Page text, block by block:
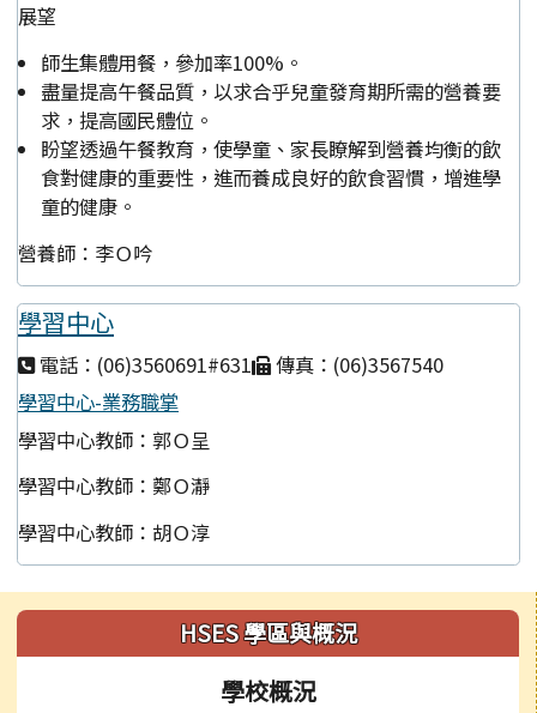
展望
師生集體用餐，參加率100%。
盡量提高午餐品質，以求合乎兒童發育期所需的營養要
求，提高國民體位。
盼望透過午餐教育，使學童、家長瞭解到營養均衡的飲
食對健康的重要性，進而養成良好的飲食習慣，增進學
童的健康。
營養師：李Ｏ吟
學習中心
電話：(06)3560691#631
傳真：(06)3567540
學習中心-業務職掌
學習中心教師：郭Ｏ呈
學習中心教師：鄭Ｏ瀞
學習中心教師：胡Ｏ淳
左邊區域內容HSES 學區與概況
學校概況